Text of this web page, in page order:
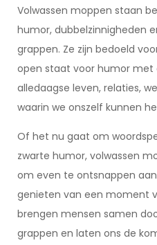
Volwassen moppen staan
humor, dubbelzinnigheden
grappen. Ze zijn bedoeld
open staat voor humor met
alledaagse leven, relaties,
waarin we onszelf kunnen
Of het nu gaat om
zwarte humor, volwassen
om even te ontsnappen
genieten van een moment
brengen mensen samen
grappen en laten ons de